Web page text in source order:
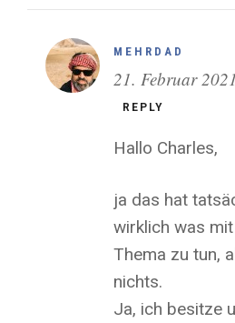
MEHRDAD
21. Februar
REPLY
Hallo Charles,
ja das hat
wirklich was
Thema zu tun,
nichts.
Ja, ich besitze